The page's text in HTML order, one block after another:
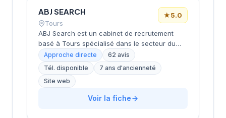
clients dans l'évaluation de la cohérence
entre les projets professionnels des candidats
et la stratégie des entreprises, en prenant le
temps de comprendre leur culture et leurs
enjeux.
ABJ SEARCH
Tours
★5.0
ABJ Search est un cabinet de recrutement
basé à Tours spécialisé dans le secteur du
lifestyle. L'agence accompagne les
entreprises dans leurs recrutements en
mettant l'accent sur la recherche de talents
adaptés aux domaines de la mode, de
l'hôtellerie et du bien-être. Le cabinet propose
une approche personnalisée pour identifier les
Approche directe
62 avis
Tél. disponible
7 ans d'ancienneté
Site web
Voir la fiche